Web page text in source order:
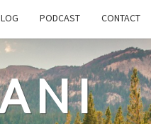
PODCAST CONTACT